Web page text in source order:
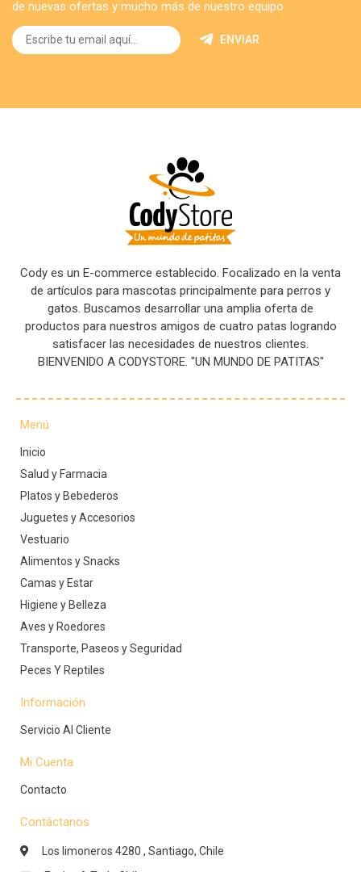
de nuevas ofertas y mucho más de nuestro equipo.
ENVIAR
Cody es un E-commerce establecido. Focalizado en la venta
de artículos para mascotas principalmente para perros y
gatos. Buscamos desarrollar una amplia oferta de
productos para nuestros amigos de cuatro patas logrando
satisfacer las necesidades de nuestros clientes.
BIENVENIDO A CODYSTORE. "UN MUNDO DE PATITAS"
Menú
Inicio
Salud y Farmacia
Platos y Bebederos
Juguetes y Accesorios
Vestuario
Alimentos y Snacks
Camas y Estar
Higiene y Belleza
Aves y Roedores
Transporte, Paseos y Seguridad
Peces Y Reptiles
Información
Servicio Al Cliente
Mi Cuenta
Contacto
Contáctanos
Los limoneros 4280 , Santiago, Chile